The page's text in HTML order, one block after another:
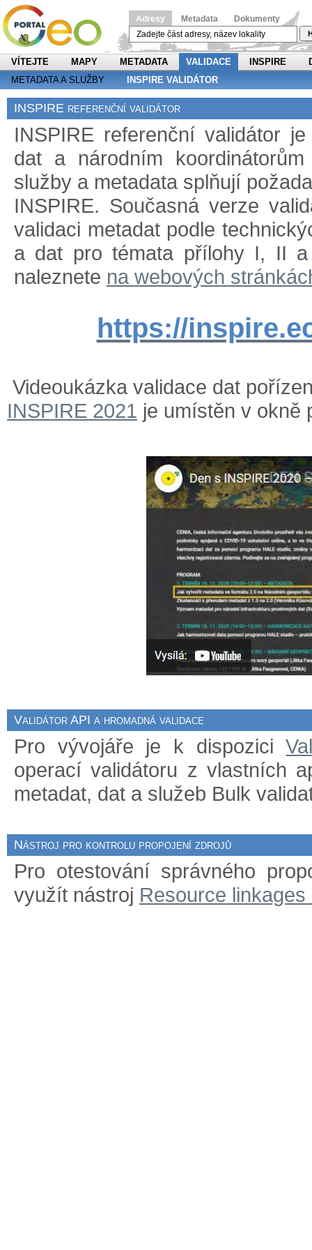
Adresy Metadata Dokumenty
VÍTEJTE MAPY METADATA VALIDACE INSPIRE
METADATA A SLUŽBY
INSPIRE VALIDÁTOR
INSPIRE referenční validátor
INSPIRE referenční validátor
dat a národním
služby a metadata splňují
INSPIRE. Současná verze
validaci metadat podle
a dat pro témata přílohy I, II a
naleznete na webových
https://
Videoukázka validace dat
INSPIRE 2021 je umístěn v okně
Validátor API a hromadná validace
Pro vývojáře je k dispozici
operací validátoru z vlastních
metadat, dat a služeb Bulk
Nástroj pro kontrolu propojení zdrojů
Pro otestování správného
využít nástroj Resource